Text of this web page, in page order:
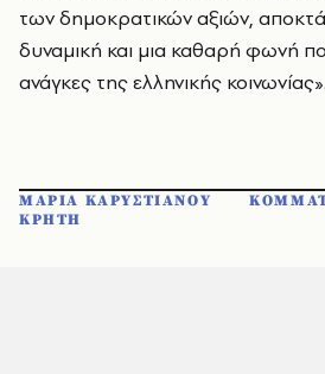
των δημοκρατικών αξιών,
δυναμική και μια καθαρή φωνή
ανάγκες της ελληνικής κοινωνίας».
ΜΑΡΙΑ ΚΑΡΥΣΤΙΑΝΟΥ
ΚΡΗΤΗ